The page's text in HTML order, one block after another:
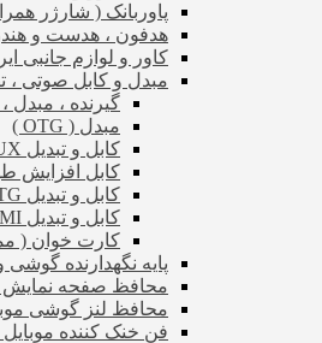
پاوربانک ( شارژر
هدفون ، هدست و
کاور و لوازم جانبی
مبدل و کابل صوتی ،
گیرنده ،
مبدل ( OTG )
کابل و تبدیل AUX
کابل افزایش
کابل و تبدیل OTG
کابل و تبدیل HDMI
کارت خوان (
پایه نگهدارنده گوشی
محافظ صفحه
محافظ لنز گوشی
فن خنک کننده موبایل